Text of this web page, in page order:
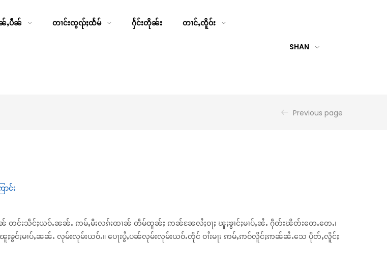
ႇပဵၼ် တၢင်းၸွၺ်ႈထႅမ် ႁႅင်းတိုၼ်း တၢင်ႇၸိူဝ်း
SHAN
Previous page
င်း
င်းသဵင်ႈယဝ်ႉၼၼ်ႉ ဢမ်ႇမီးလၵ်းထၢၼ် တဵမ်ထူၼ်ႈ ဢၼ်ၼႄလႆႈဝႃႈ ၽူႈၶွၢင်ႈမၢပ်ႇၼႆႉ ႁဵတ်းၽိတ်းတေႉတေႉ၊
ၢပ်ႇၼၼ်ႉ လုမ်းလုမ်းယဝ်ႉ။ ပေႃးပွႆႇပၼ်လုမ်းလုမ်းယဝ်ႉၸိုင် ဝၢႆးမႃး ဢမ်ႇဢဝ်လိူင်ႈဢၼ်ၼႆႉသေ ပိုတ်ႇလိူင်ႈ